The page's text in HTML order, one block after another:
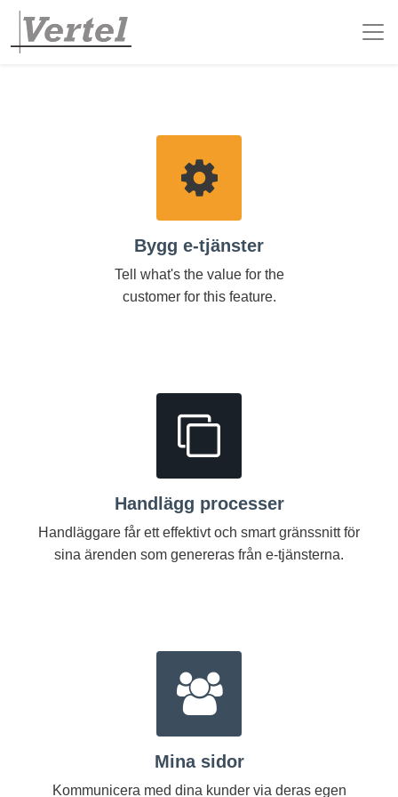
Bygg e-tjänster
Tell what's the value for the
customer for this feature.
Handlägg processer
Handläggare får ett effektivt och smart gränssnitt för
sina ärenden som genereras från e-tjänsterna.
Mina sidor
Kommunicera med dina kunder via deras egen